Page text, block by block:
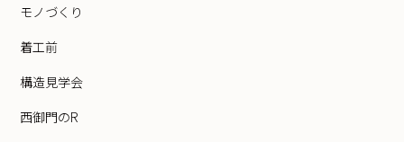
モノづくり
着工前
構造見学会
西御門のR